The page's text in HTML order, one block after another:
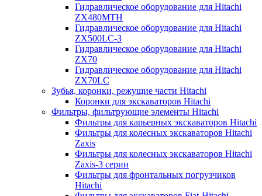
Гидравлическое оборудование для Hitachi
ZX480MTH
Гидравлическое оборудование для Hitachi
ZX500LC-3
Гидравлическое оборудование для Hitachi
ZX70
Гидравлическое оборудование для Hitachi
ZX70LC
Зубья, коронки, режущие части Hitachi
Коронки для экскаваторов Hitachi
Фильтры, фильтрующие элементы Hitachi
Фильтры для карьерных экскаваторов Hitachi
Фильтры для колесных экскаваторов Hitachi
Zaxis
Фильтры для колесных экскаваторов Hitachi
Zaxis-3 серии
Фильтры для фронтальных погрузчиков
Hitachi